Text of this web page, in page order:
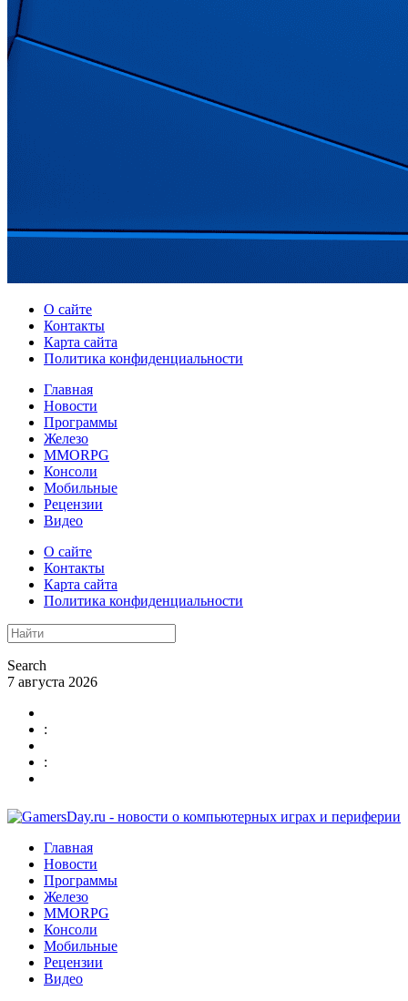
О сайте
Контакты
Карта сайта
Политика конфиденциальности
Главная
Новости
Программы
Железо
MMORPG
Консоли
Мобильные
Рецензии
Видео
О сайте
Контакты
Карта сайта
Политика конфиденциальности
Search
7 августа 2026
:
:
Главная
Новости
Программы
Железо
MMORPG
Консоли
Мобильные
Рецензии
Видео